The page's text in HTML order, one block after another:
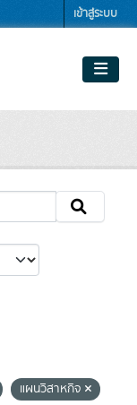
เข้าสู่ระบบ
แผนวิสาหกิจ